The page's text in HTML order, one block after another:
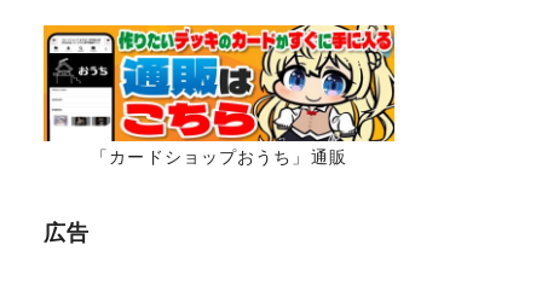
「カードショップおうち」通販
広告